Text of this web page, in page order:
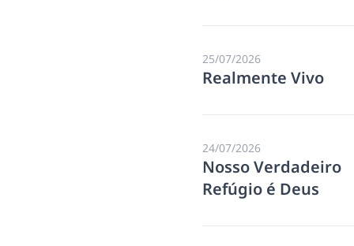
25/07/2026
Realmente Vivo
24/07/2026
Nosso Verdadeiro
Refúgio é Deus